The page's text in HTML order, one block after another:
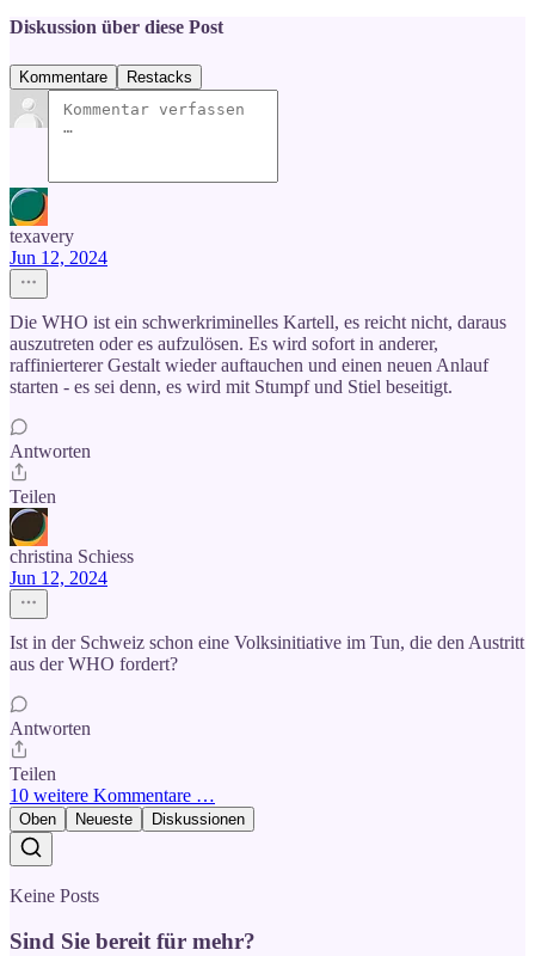
Diskussion über diese Post
Kommentare Restacks
texavery
Jun 12, 2024
Die WHO ist ein schwerkriminelles Kartell, es reicht nicht, daraus
auszutreten oder es aufzulösen. Es wird sofort in anderer,
raffinierterer Gestalt wieder auftauchen und einen neuen Anlauf
starten - es sei denn, es wird mit Stumpf und Stiel beseitigt.
Antworten
Teilen
christina Schiess
Jun 12, 2024
Ist in der Schweiz schon eine Volksinitiative im Tun, die den Austritt
aus der WHO fordert?
Antworten
Teilen
10 weitere Kommentare …
Oben Neueste Diskussionen
Keine Posts
Sind Sie bereit für mehr?